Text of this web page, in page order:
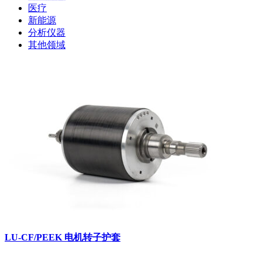
医疗
新能源
分析仪器
其他领域
LU-CF/PEEK 电机转子护套